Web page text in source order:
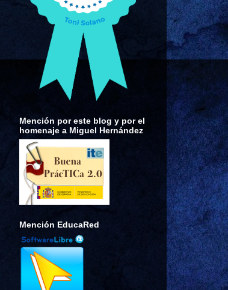
Mención por este blog y por el
homenaje a Miguel Hernández
Mención EducaRed